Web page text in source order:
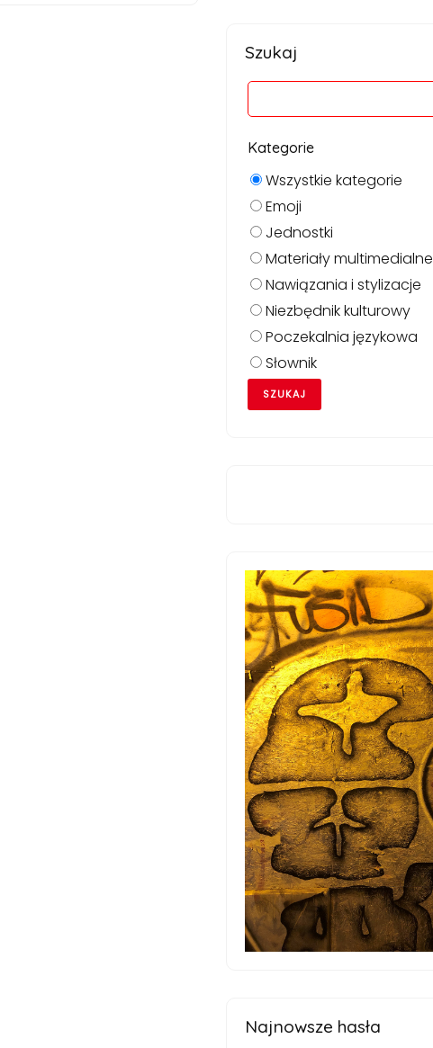
Szukaj
Kategorie
Wszystkie kategorie
Emoji
Jednostki
Materiały multimedialne
Nawiązania i stylizacje
Niezbędnik kulturowy
Poczekalnia językowa
Słownik
Najnowsze hasła